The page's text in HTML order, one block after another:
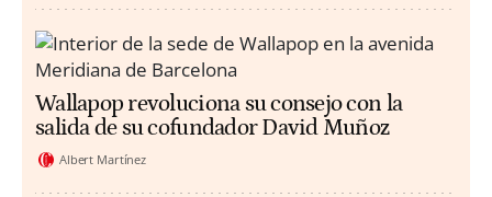
Wallapop revoluciona su consejo con la
salida de su cofundador David Muñoz
Albert Martínez